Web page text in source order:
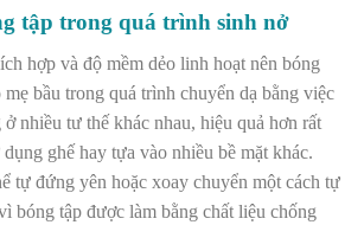
tập trong quá trình sinh nở
hợp và độ mềm dẻo linh hoạt nên bóng
bầu trong quá trình chuyển dạ bằng việc
nhiều tư thế khác nhau, hiệu quả hơn rất
ghế hay tựa vào nhiều bề mặt khác.
tự đứng yên hoặc xoay chuyển một cách tự
bóng tập được làm bằng chất liệu chống